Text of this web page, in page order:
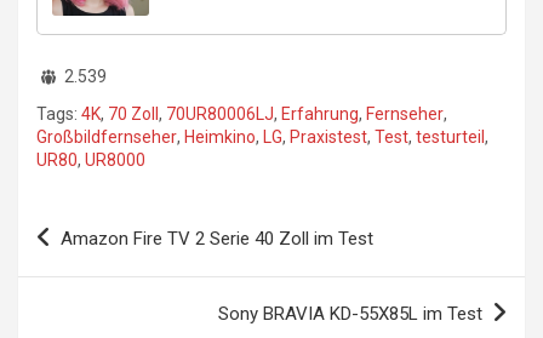
2.539
Tags: 4K, 70 Zoll , 70UR80006LJ, Erfahrung, Fernseher,
Großbildfernseher, Heimkino, LG, Praxistest, Test, testurteil ,
UR80, UR8000
Beitragsnavigation
Amazon Fire TV 2 Serie 40 Zoll im Test
Sony BRAVIA KD-55X85L im Test